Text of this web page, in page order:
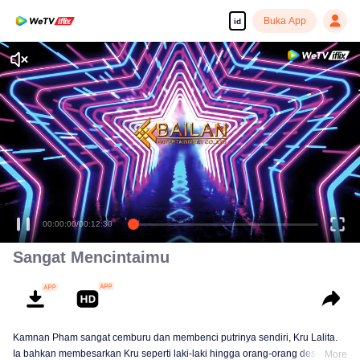
id Buka App
00:00:00/00:12:30
Sangat Mencintaimu
Kamnan Pham sangat cemburu dan membenci putrinya sendiri, Kru Lalita.
Ia bahkan membesarkan Kru seperti laki-laki hingga orang-orang desa
More